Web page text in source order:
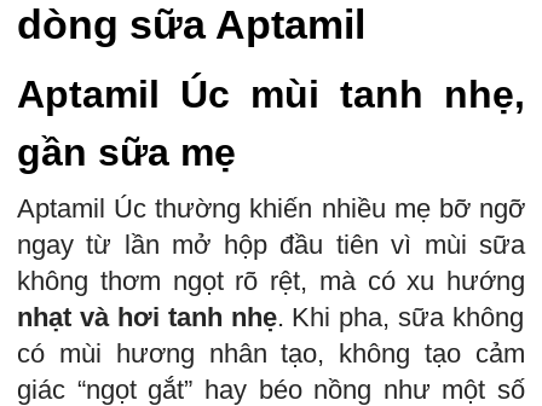
dòng sữa Aptamil
Aptamil Úc mùi tanh nhẹ,
gần sữa mẹ
Aptamil Úc thường khiến nhiều mẹ bỡ ngỡ
ngay từ lần mở hộp đầu tiên vì mùi sữa
không thơm ngọt rõ rệt, mà có xu hướng
nhạt và hơi tanh nhẹ. Khi pha, sữa không
có mùi hương nhân tạo, không tạo cảm
giác “ngọt gắt” hay béo nồng như một số